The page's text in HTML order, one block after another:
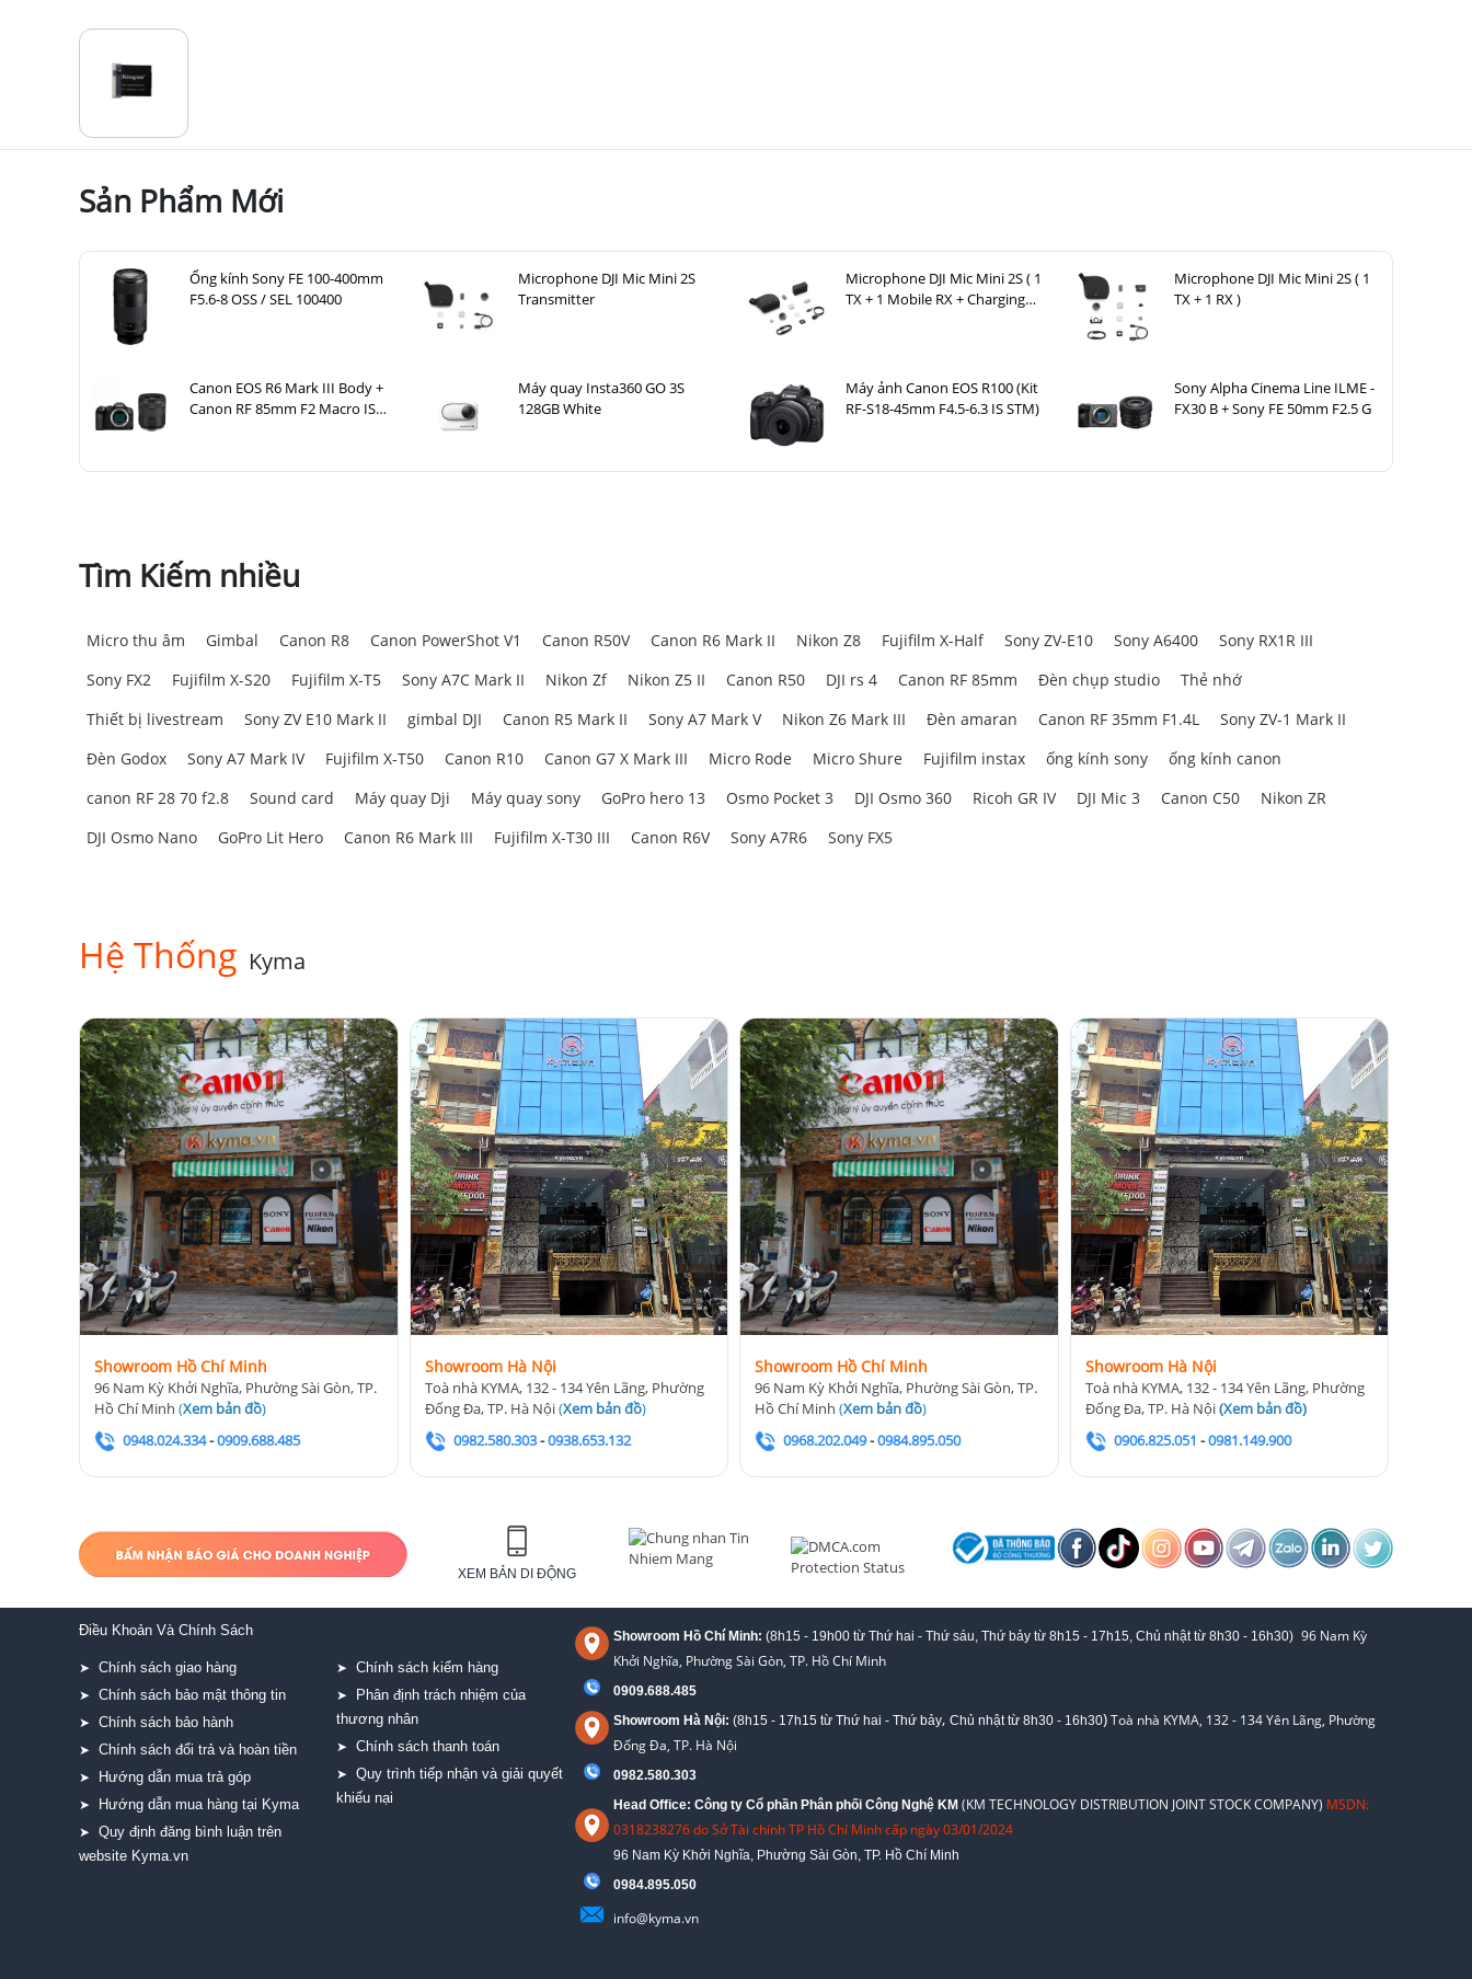
Sản Phẩm Mới
Ống kính Sony FE 100-400mm
F5.6-8 OSS / SEL 100400
Microphone DJI Mic Mini 2S
Transmitter
Microphone DJI Mic Mini 2S ( 1
TX + 1 Mobile RX + Charging
Microphone DJI Mic Mini 2S ( 1
TX + 1 RX )
Canon EOS R6 Mark III Body +
Canon RF 85mm F2 Macro IS
Máy quay Insta360 GO 3S
128GB White
Máy ảnh Canon EOS R100 (Kit
RF-S18-45mm F4.5-6.3 IS STM)
Sony Alpha Cinema Line ILME -
FX30 B + Sony FE 50mm F2.5 G
Tìm Kiếm nhiều
Micro thu âm Gimbal Canon R8 Canon PowerShot V1 Canon R50V Canon R6 Mark II Nikon Z8 Fujifilm X-Half Sony ZV-E10 Sony A6400
Sony RX1R III
Sony FX2
Fujifilm X-S20 Fujifilm X-T5 Sony A7C Mark II Nikon Zf Nikon Z5 II Canon R50 DJI rs 4 Canon RF 85mm Đèn chụp studio
Thẻ nhớ
Thiết bị livestream
Sony ZV E10 Mark II gimbal DJI Canon R5 Mark II Sony A7 Mark V Nikon Z6 Mark III Đèn amaran Canon RF 35mm F1.4L
Sony ZV-1 Mark II
Đèn Godox
Sony A7 Mark IV Fujifilm X-T50 Canon R10 Canon G7 X Mark III Micro Rode Micro Shure Fujifilm instax ống kính sony
ống kính canon
canon RF 28 70 f2.8
Sound card Máy quay Dji Máy quay sony GoPro hero 13 Osmo Pocket 3 DJI Osmo 360 Ricoh GR IV DJI Mic 3 Canon C50
Nikon ZR
DJI Osmo Nano
GoPro Lit Hero Canon R6 Mark III Fujifilm X-T30 III Canon R6V Sony A7R6 Sony FX5
Hệ Thống Kyma
Showroom Hồ Chí Minh
96 Nam Kỳ Khởi Nghĩa, Phường Sài Gòn, TP.
Hồ Chí Minh (Xem bản đồ)
0948.024.334-0909.688.485
Showroom Hà Nội
Toà nhà KYMA, 132 - 134 Yên Lãng, Phường
Đống Đa, TP. Hà Nội(Xem bản đồ)
0982.580.303-0938.653.132
Showroom Hồ Chí Minh
96 Nam Kỳ Khởi Nghĩa, Phường Sài Gòn, TP.
Hồ Chí Minh(Xem bản đồ)
0968.202.049-0984.895.050
Showroom Hà Nội
Toà nhà KYMA, 132 - 134 Yên Lãng, Phường
Đống Đa, TP. Hà Nội(Xem bản đồ)
0906.825.051 -0981.149.900
XEM BẢN DI ĐỘNG
Điều Khoản Và Chính Sách
➤ Chính sách giao hàng
➤ Chính sách bảo mật thông tin
➤ Chính sách bảo hành
➤ Chính sách đổi trả và hoàn tiền
➤ Hướng dẫn mua trả góp
➤ Hướng dẫn mua hàng tại Kyma
➤
Quy định đăng bình luận trên
website Kyma.vn
➤ Chính sách kiểm hàng
➤
Phân định trách nhiệm của
thương nhân
➤ Chính sách thanh toán
➤
Quy trình tiếp nhận và giải quyết
khiếu nại
Showroom Hồ Chí Minh: (8h15 - 19h00 từ Thứ hai - Thứ sáu, Thứ bảy từ 8h15 - 17h15, Chủ nhật từ 8h30 - 16h30) 96 Nam Kỳ
Khởi Nghĩa, Phường Sài Gòn, TP. Hồ Chí Minh
0909.688.485
Showroom Hà Nội: (8h15 - 17h15 từ Thứ hai - Thứ bảy, Chủ nhật từ 8h30 - 16h30)Toà nhà KYMA, 132 - 134 Yên Lãng, Phường
Đống Đa, TP. Hà Nội
0982.580.303
Head Office: Công ty Cổ phần Phân phối Công Nghệ KM (KM TECHNOLOGY DISTRIBUTION JOINT STOCK COMPANY) MSDN:
0318238276 do Sở Tài chính TP Hồ Chí Minh cấp ngày 03/01/2024
96 Nam Kỳ Khởi Nghĩa, Phường Sài Gòn, TP. Hồ Chí Minh
0984.895.050
info@kyma.vn